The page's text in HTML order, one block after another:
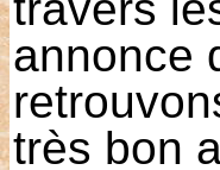
annonce
très bon